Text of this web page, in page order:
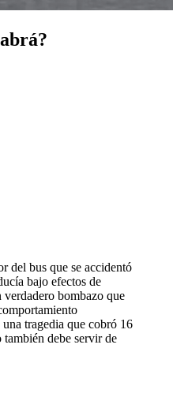
del bus que se accidentó
bajo efectos de
verdadero bombazo que
tragedia que cobró 16
debe servir de